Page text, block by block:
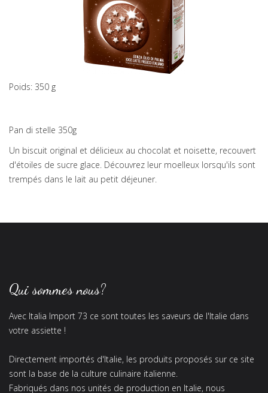
Poids: 350 g
Pan di stelle 350g
Un biscuit original et délicieux au chocolat et noisette, recouvert
d'étoiles de sucre glace. Découvrez leur moelleux lorsqu'ils sont
trempés dans le lait au petit déjeuner.
Qui sommes nous?
Avec Italia Import 73 ce sont toutes les saveurs de l'Italie dans
votre assiette !
Directement importés d'Italie, les produits proposés sur ce site
sont la base de la culture culinaire italienne.
Fabriqués dans nos unités de production en Italie, nous